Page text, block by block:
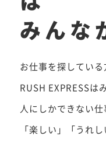
みんな
お仕事を探している
RUSH EXPRESSは
人にしかできない
「楽しい」「うれ